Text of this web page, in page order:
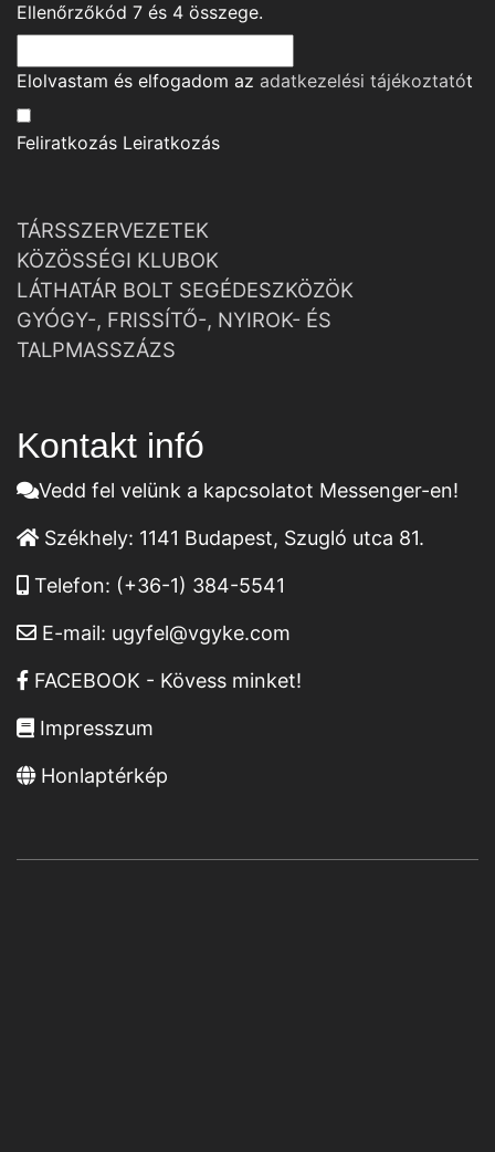
Ellenőrzőkód 7 és 4 összege.
Elolvastam és elfogadom az adatkezelési tájékoztatót
Feliratkozás Leiratkozás
TÁRSSZERVEZETEK
KÖZÖSSÉGI KLUBOK
LÁTHATÁR BOLT SEGÉDESZKÖZÖK
GYÓGY-, FRISSÍTŐ-, NYIROK- ÉS
TALPMASSZÁZS
Kontakt infó
Vedd fel velünk a kapcsolatot Messenger-en!
Székhely: 1141 Budapest, Szugló utca 81.
Telefon: (+36-1) 384-5541
E-mail: ugyfel@vgyke.com
FACEBOOK - Kövess minket!
Impresszum
Honlaptérkép